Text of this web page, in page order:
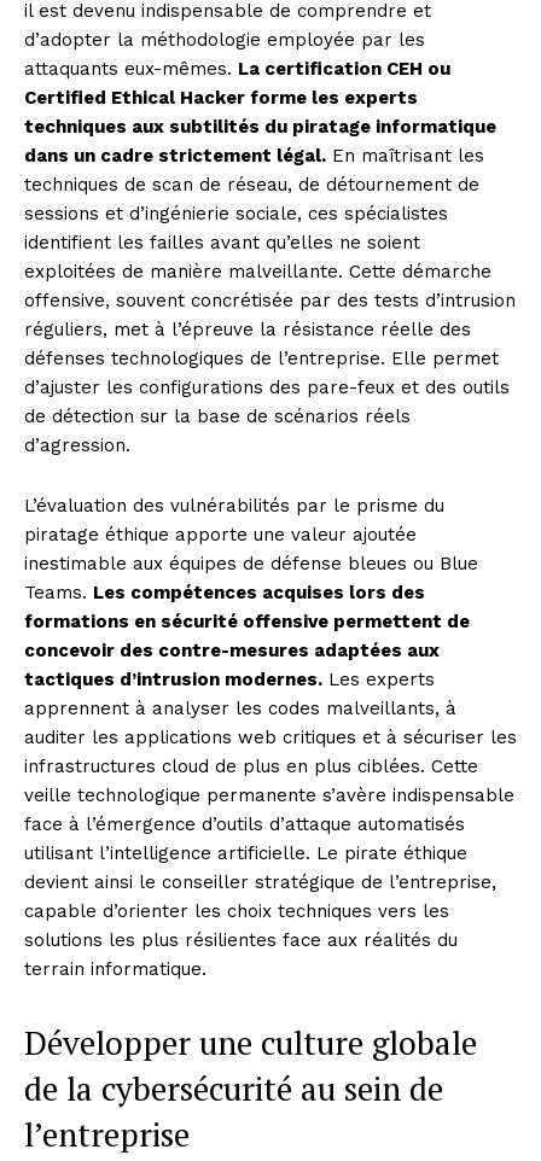
News Week
Magazine PRO
SUBSCRIBE NOW
Company
About
Contact us
Subscription Plans
My account
il est devenu indispensable de comprendre et
d’adopter la méthodologie employée par les
attaquants eux-mêmes. La certification CEH ou
Certified Ethical Hacker forme les experts
techniques aux subtilités du piratage informatique
dans un cadre strictement légal. En maîtrisant les
techniques de scan de réseau, de détournement de
sessions et d’ingénierie sociale, ces spécialistes
identifient les failles avant qu’elles ne soient
exploitées de manière malveillante. Cette démarche
offensive, souvent concrétisée par des tests d’intrusion
réguliers, met à l’épreuve la résistance réelle des
défenses technologiques de l’entreprise. Elle permet
d’ajuster les configurations des pare-feux et des outils
de détection sur la base de scénarios réels
d’agression.
L’évaluation des vulnérabilités par le prisme du
piratage éthique apporte une valeur ajoutée
inestimable aux équipes de défense bleues ou Blue
Teams. Les compétences acquises lors des
formations en sécurité offensive permettent de
concevoir des contre-mesures adaptées aux
tactiques d’intrusion modernes. Les experts
apprennent à analyser les codes malveillants, à
auditer les applications web critiques et à sécuriser les
infrastructures cloud de plus en plus ciblées. Cette
veille technologique permanente s’avère indispensable
face à l’émergence d’outils d’attaque automatisés
utilisant l’intelligence artificielle. Le pirate éthique
devient ainsi le conseiller stratégique de l’entreprise,
capable d’orienter les choix techniques vers les
solutions les plus résilientes face aux réalités du
terrain informatique.
Développer une culture globale
de la cybersécurité au sein de
l’entreprise